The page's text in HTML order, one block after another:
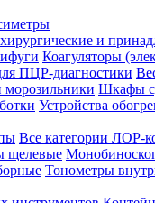
и
Коагуляторы
ПЦР-диагностики
Шкафы
Устройства
Все категории ЛОР-
щелевые
Тонометры